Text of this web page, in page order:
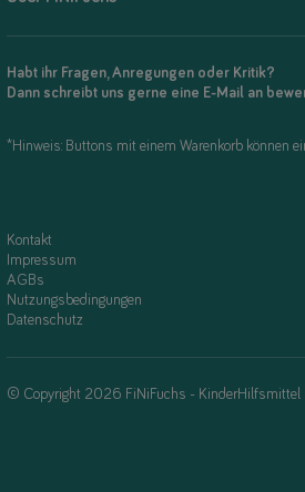
Habt ihr Fragen, Anregungen oder Kritik?
Dann schreibt uns gerne eine E-Mail an
*Hinweis: Buttons mit einem Warenkorb können
Kontakt
Impressum
AGBs
Nutzungsbedingungen
Datenschutz
© Copyright 2026 FiNiFuchs - KinderHilfsmittel